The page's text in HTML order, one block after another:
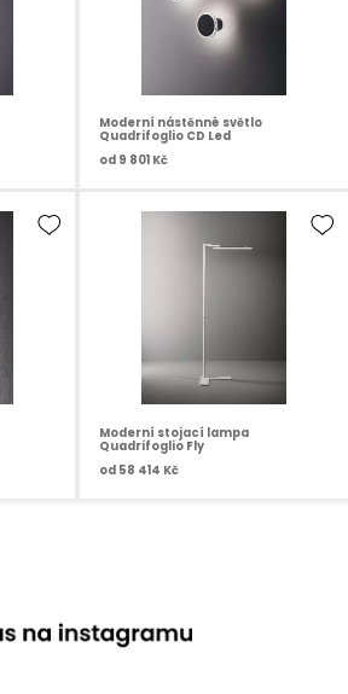
Moderní nástěnné světlo
Quadrifoglio CD Led
od 9 801 Kč
Moderní stojací lampa
Quadrifoglio Fly
od 58 414 Kč